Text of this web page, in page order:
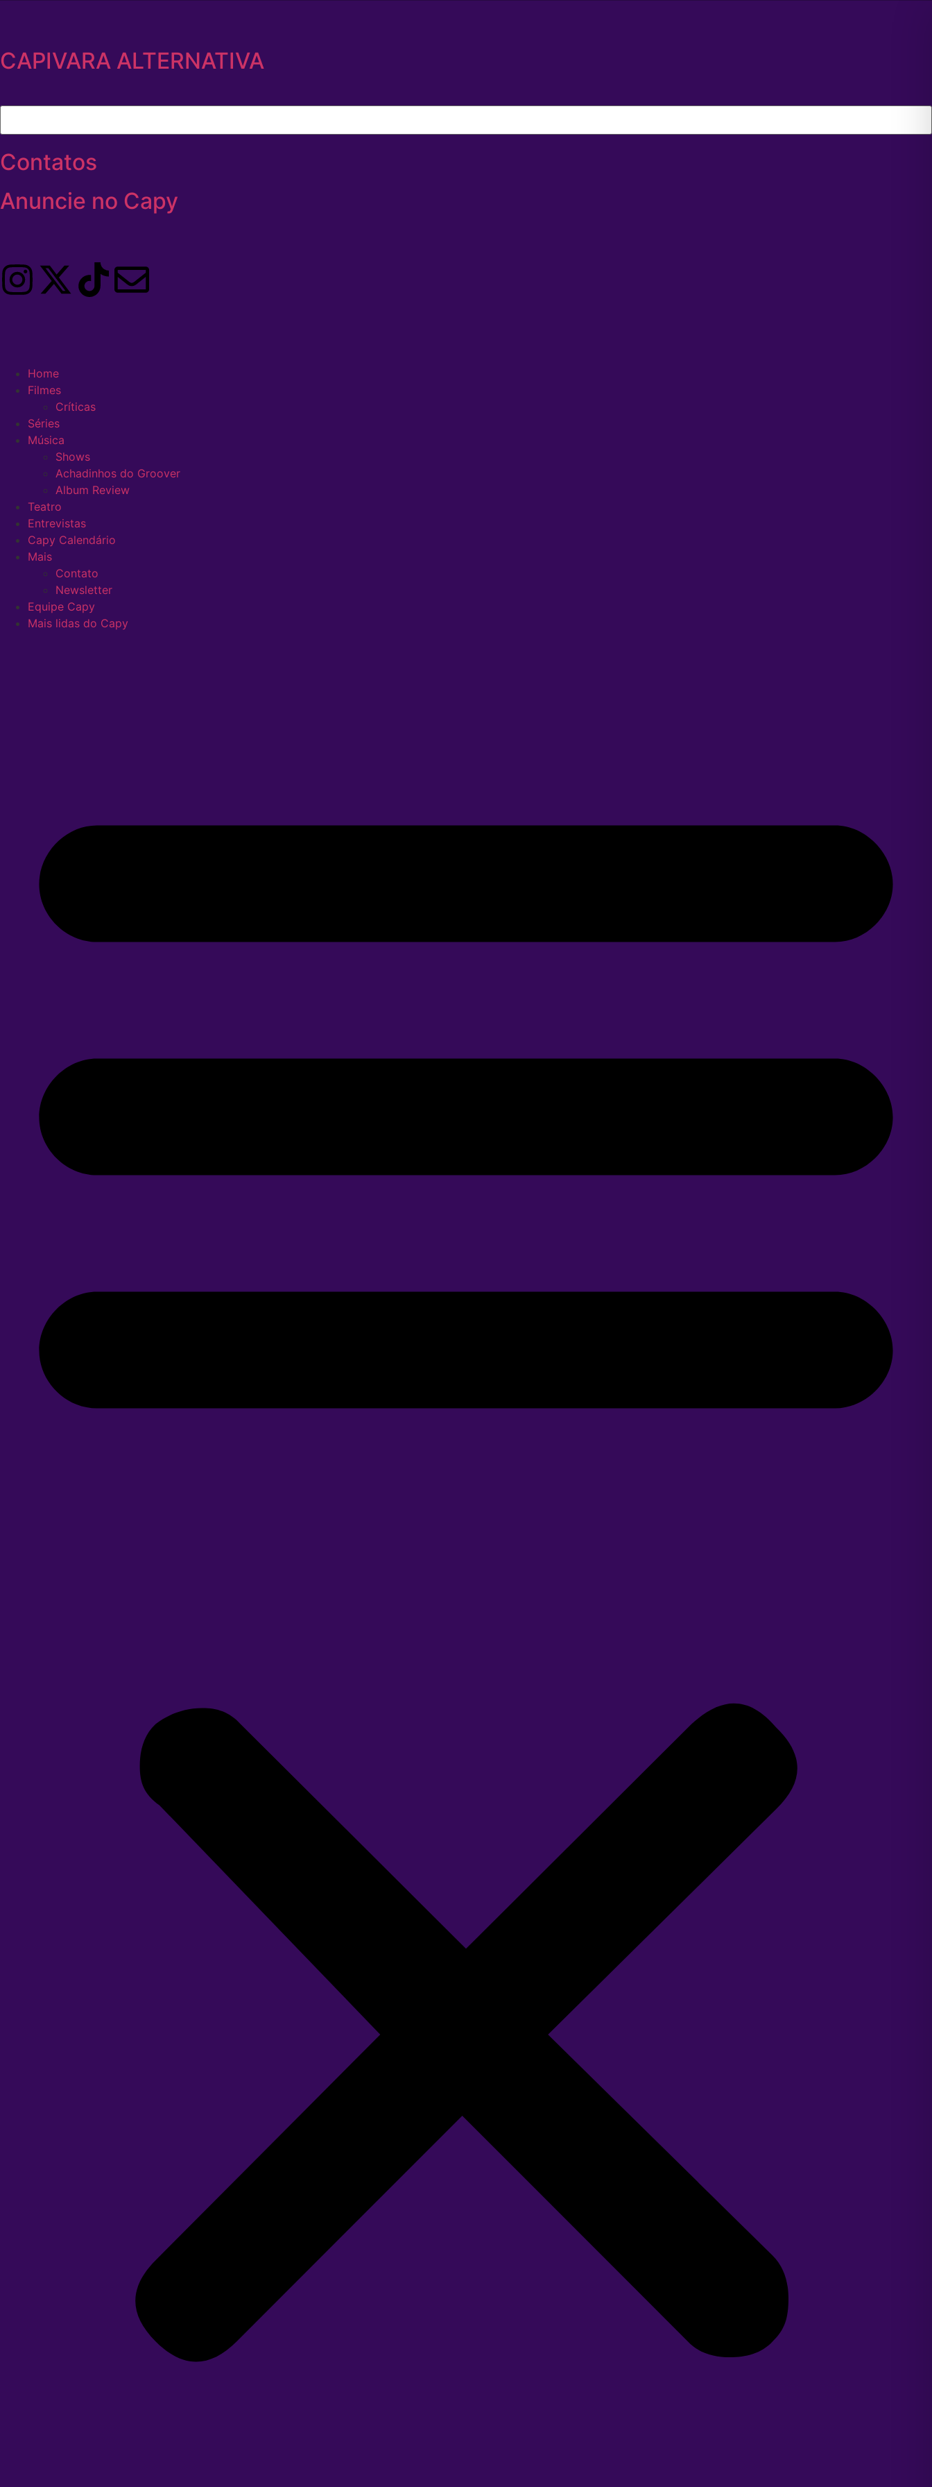
CAPIVARA ALTERNATIVA
Contatos
Anuncie no Capy
Home
Filmes
Críticas
Séries
Música
Shows
Achadinhos do Groover
Album Review
Teatro
Entrevistas
Capy Calendário
Mais
Contato
Newsletter
Equipe Capy
Mais lidas do Capy